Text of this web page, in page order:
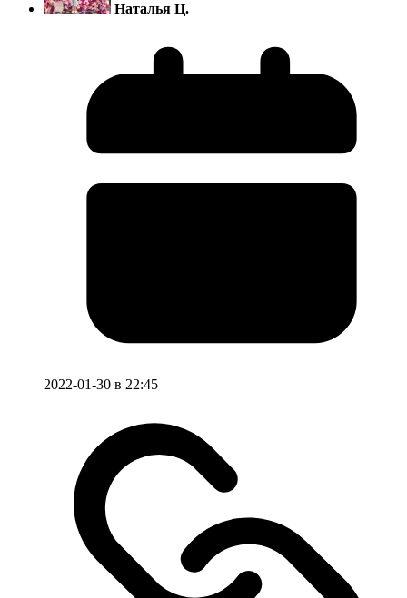
Наталья Ц.
2022-01-30 в 22:45